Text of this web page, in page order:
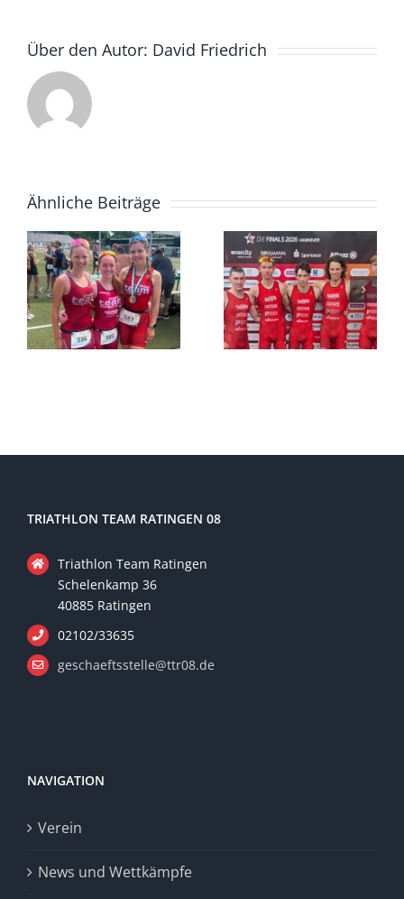
Über den Autor: David Friedrich
Ähnliche Beiträge
TRIATHLON TEAM RATINGEN 08
Triathlon Team Ratingen
Schelenkamp 36
40885 Ratingen
02102/33635
geschaeftsstelle@ttr08.de
NAVIGATION
Verein
News und Wettkämpfe